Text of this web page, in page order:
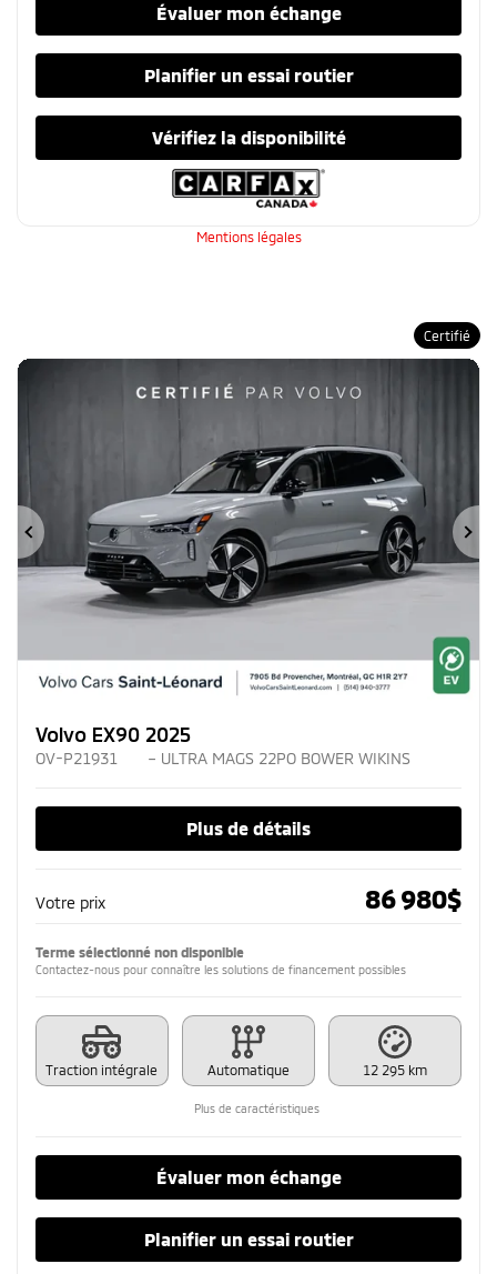
Évaluer mon échange
Planifier un essai routier
Vérifiez la disponibilité
Mentions légales
Certifié
Précédent
Volvo EX90 2025
OV-P21931 – ULTRA MAGS 22PO BOWER WIKINS
Plus de détails
Votre prix 86 980$
Terme sélectionné non disponible
Contactez-nous pour connaître les solutions de financement possibles
Traction intégrale Automatique 12 295 km
Plus de caractéristiques
Évaluer mon échange
Planifier un essai routier